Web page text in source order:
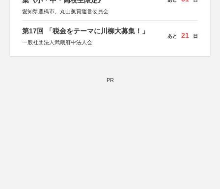
愛知県豊橋市、丸山薫賞運営委員会
第17回 「税金をテーマに川柳大募集！」
一般社団法人武蔵府中法人会
あと 21 日
PR